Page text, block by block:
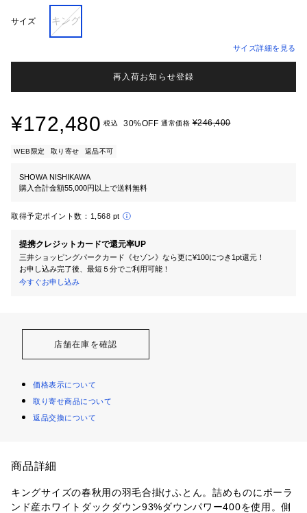
サイズ キング
サイズ詳細を見る
再入荷お知らせ登録
¥172,480 税込 30%OFF 通常価格¥246,400
WEB限定 取り寄せ 返品不可
SHOWA NISHIKAWA
購入合計金額55,000円以上で送料無料
取得予定ポイント数： 1,568 pt
提携クレジットカードで還元率UP
三井ショッピングパークカード《セゾン》なら更に¥100につき1pt還元！
お申し込み完了後、最短５分でご利用可能！
今すぐお申し込み
店舗在庫を確認
価格表示について
取り寄せ商品について
返品交換について
商品詳細
キングサイズの春秋用の羽毛合掛けふとん。詰めものにポーラ
ンド産ホワイトダックダウン93%ダウンパワー400を使用。側